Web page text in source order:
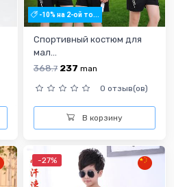
-10% на 2-ой то...
Спортивный костюм для
мал...
368.7 237 man
0 отзыв(ов)
В корзину
-27%